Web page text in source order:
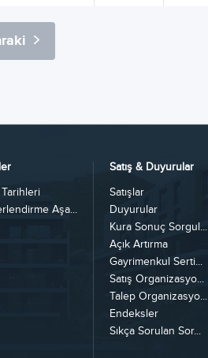
Tarihleri
Aşa...
Satış & Duyurular
Satışlar
Duyurular
Kura Sonuç Sorgul...
Açık Artırma
Gayrimenkul Serti...
Satış Organizasyo...
Talep Organizasyo...
Endeksler
Sıkça Sorulan Sor...